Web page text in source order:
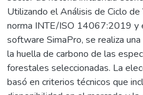
Utilizando el Análisis de Ciclo
norma INTE/ISO 14067:2019 y
software SimaPro, se realiza
la huella de carbono de las
forestales seleccionadas. La
basó en criterios técnicos que